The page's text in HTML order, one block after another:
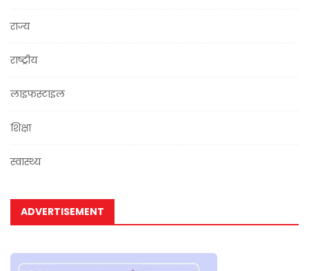
राज्य
राष्ट्रीय
लाइफस्टाइल
शिक्षा
स्वास्थ्य
ADVERTISEMENT